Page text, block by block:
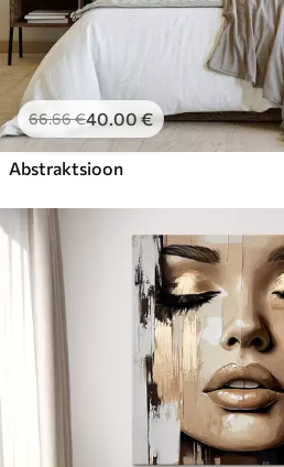
66.66€40.00€
Abstraktsioon